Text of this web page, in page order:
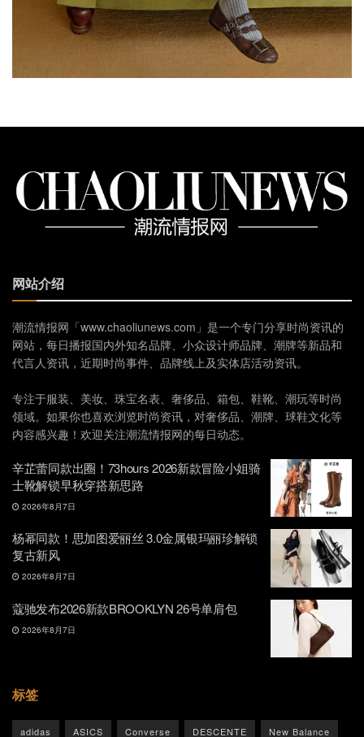
网站介绍
潮流情报网「www.chaoliunews.com」是一个专门分享时尚资讯的
网站，每日播报国内外知名品牌、小众设计师品牌、潮牌等新品和
代言人资讯，近期时尚事件、品牌线上及实体店活动资讯。
专注于服装、美妆、珠宝名表、奢侈品、箱包、鞋靴、潮玩等时尚
领域。如果你也喜欢浏览时尚资讯，对奢侈品、潮牌、球鞋文化等
内容感兴趣！欢迎关注潮流情报网的每日动态。
辛芷蕾同款出圈！73hours 2026新款冒险小姐骑
士靴解锁早秋穿搭新思路
2026年8月7日
杨幂同款！思加图爱丽丝 3.0金属银玛丽珍解锁
复古新风
2026年8月7日
蔻驰发布2026新款BROOKLYN 26号单肩包
2026年8月7日
标签
adidas ASICS Converse DESCENTE New Balance